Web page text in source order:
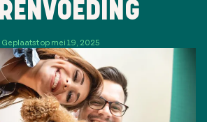
Geplaatst op mei 19, 2025